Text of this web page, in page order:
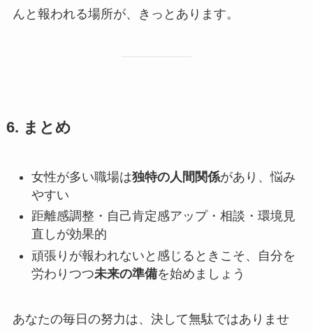
んと報われる場所が、きっとあります。
6. まとめ
女性が多い職場は独特の人間関係があり、悩み
やすい
距離感調整・自己肯定感アップ・相談・環境見
直しが効果的
頑張りが報われないと感じるときこそ、自分を
労わりつつ未来の準備を始めましょう
あなたの毎日の努力は、決して無駄ではありませ